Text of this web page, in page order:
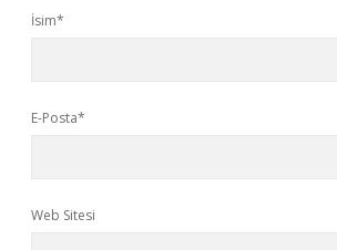
İsim*
E-Posta*
Web Sitesi